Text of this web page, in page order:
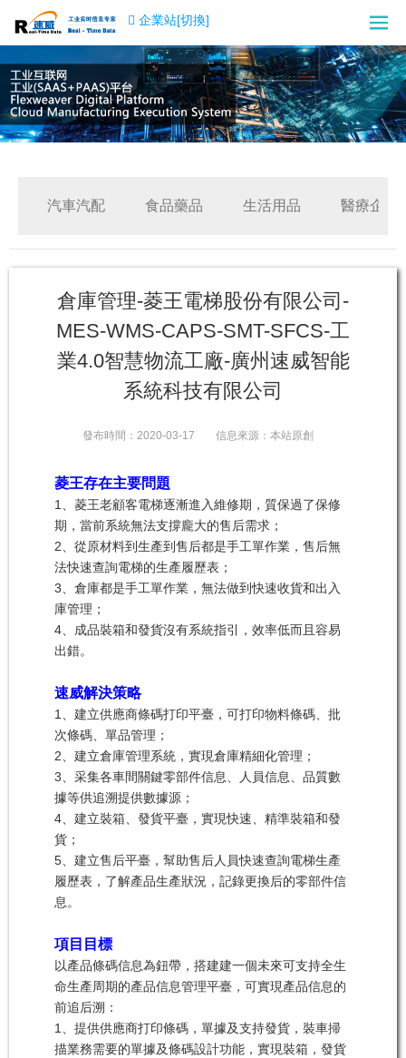
企業站[切換]
汽車汽配 食品藥品 生活用品 醫療企業
倉庫管理-菱王電梯股份有限公司-
MES-WMS-CAPS-SMT-SFCS-工
業4.0智慧物流工廠-廣州速威智能
系統科技有限公司
發布時間： 2020-03-17 信息來源： 本站原創
菱王存在主要問題
1、菱王老顧客電梯逐漸進入維修期，質保過了保修
期，當前系統無法支撐龐大的售后需求；
2、從原材料到生產到售后都是手工單作業，售后無
法快速查詢電梯的生產履歷表；
3、倉庫都是手工單作業，無法做到快速收貨和出入
庫管理；
4、成品裝箱和發貨沒有系統指引，效率低而且容易
出錯。
速威解決策略
1、建立供應商條碼打印平臺，可打印物料條碼、批
次條碼、單品管理；
2、建立倉庫管理系統，實現倉庫精細化管理；
3、采集各車間關鍵零部件信息、人員信息、品質數
據等供追溯提供數據源；
4、建立裝箱、發貨平臺，實現快速、精準裝箱和發
貨；
5、建立售后平臺，幫助售后人員快速查詢電梯生產
履歷表，了解產品生產狀況，記錄更換后的零部件信
息。
項目目標
以產品條碼信息為鈕帶，搭建建一個未來可支持全生
命生產周期的產品信息管理平臺，可實現產品信息的
前追后溯：
1、提供供應商打印條碼，單據及支持發貨，裝車掃
描業務需要的單據及條碼設計功能，實現裝箱，發貨